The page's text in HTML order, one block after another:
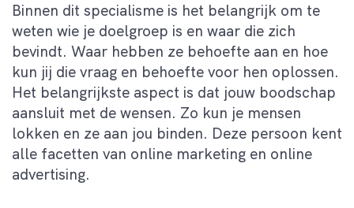
Binnen dit specialisme is het belangrijk om te
weten wie je doelgroep is en waar die zich
bevindt. Waar hebben ze behoefte aan en hoe
kun jij die vraag en behoefte voor hen oplossen.
Het belangrijkste aspect is dat jouw boodschap
aansluit met de wensen. Zo kun je mensen
lokken en ze aan jou binden. Deze persoon kent
alle facetten van online marketing en online
advertising.